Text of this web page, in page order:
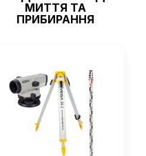
МИТТЯ ТА
ПРИБИРАННЯ